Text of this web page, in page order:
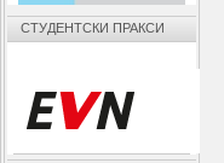
СТУДЕНТСКИ ПРАКСИ